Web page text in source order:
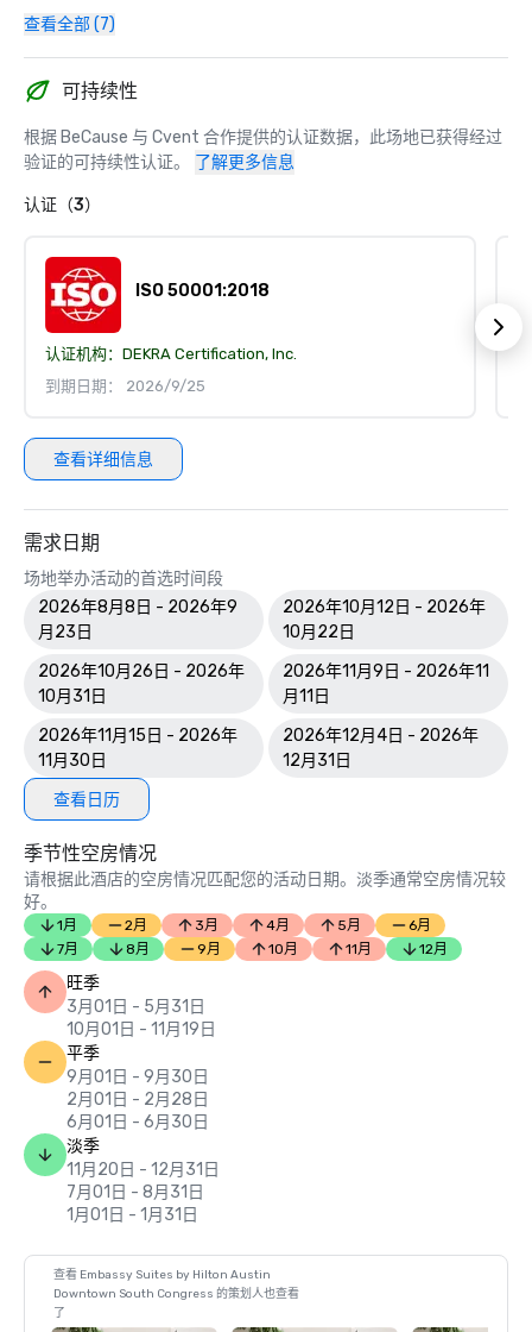
查看全部 (7)
可持续性
根据 BeCause 与 Cvent 合作提供的认证数据，此场地已获得经过
验证的可持续性认证。
了解更多信息
认证（3）
ISO 50001:2018
认证机构： DEKRA Certification, Inc.
到期日期： 2026/9/25
查看详细信息
需求日期
场地举办活动的首选时间段
2026年8月8日 - 2026年9
月23日
2026年10月12日 - 2026年
10月22日
2026年10月26日 - 2026年
10月31日
2026年11月9日 - 2026年11
月11日
2026年11月15日 - 2026年
11月30日
2026年12月4日 - 2026年
12月31日
查看日历
季节性空房情况
请根据此酒店的空房情况匹配您的活动日期。淡季通常空房情况较
好。
1月 2月 3月 4月 5月
6月
7月
8月 9月 10月 11月 12月
旺季
3月01日 - 5月31日
10月01日 - 11月19日
平季
9月01日 - 9月30日
2月01日 - 2月28日
6月01日 - 6月30日
淡季
11月20日 - 12月31日
7月01日 - 8月31日
1月01日 - 1月31日
查看 Embassy Suites by Hilton Austin
Downtown South Congress 的策划人也查看
了